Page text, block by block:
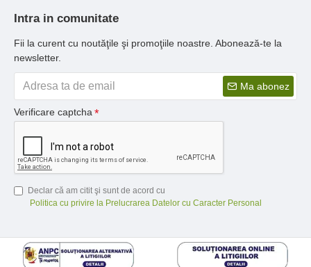
Intra in comunitate
Fii la curent cu noutăţile şi promoţiile noastre. Abonează-te la
newsletter.
Ma abonez
Verificare captcha
Declar că am citit şi sunt de acord cu
Politica cu privire la Prelucrarea Datelor cu Caracter Personal